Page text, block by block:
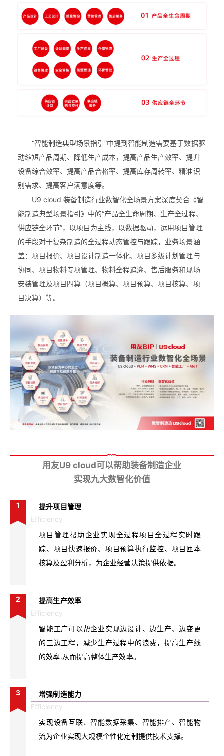
“智能制造典型场景指引“中提到智能制造需要基于数据驱
动缩短产品周期、降低生产成本，提高产品生产效率、提升
设备综合效率、提高产品合格率、提高库存周转率、精准识
别需求、提高客户满意度等。
U9 cloud 装备制造行业数智化全场景方案深度契合《智
能制造典型场景指引》中的“产品全生命周期、生产全过程、
供应链全环节”，以项目为主线，以数据驱动，运用项目管理
的手段对于复杂制造的全过程动态管控与跟踪，业务场景涵
盖：项目报价、项目设计制造一体化、项目多级计划管理与
协同、项目物料专项管理、物料全程追溯、售后服务和现场
安装管理及项目四算（项目概算、项目预算、项目核算、项
目决算）等。
02
用友U9 cloud可以帮助装备制造企业
实现九大数智化价值
1
提升项目管理
Efficiency
项目管理帮助企业实现全过程项目全过程实时跟
踪、项目快速报价、项目预算执行监控、项目匝本
核算及盈利分析，为企业经营决策提供依据。
2
提高生产效率
Efficiency
智能工广可以帮企业实现边设计、边生产、边变更
的三边工程，减少生产过程中的浪费，提高生产线
的效率.从而提高整体生产效率。
3
增强制造能力
Efficiency
实现设备互联、智能数据采集、智能排产、智能物
流为企业实现大规模个性化定制提供技术支撑。